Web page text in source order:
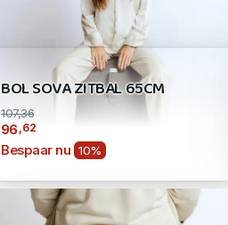
BOL SOVA ZITBAL 65CM
107,36
96,62
Bespaar nu 10%